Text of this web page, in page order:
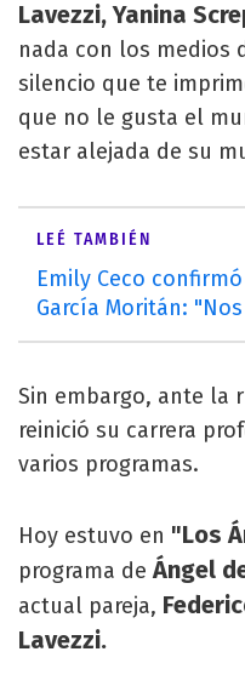
Lavezzi, Yanina
nada con los medios
silencio que te
que no le gusta el
estar alejada de su
LEÉ TAMBIÉN
Emily Ceco
García Moritán:
Sin embargo, ante la
reinició su carrera
varios programas.
Hoy estuvo en "Los
programa deÁngel
actual pareja,
Lavezzi.